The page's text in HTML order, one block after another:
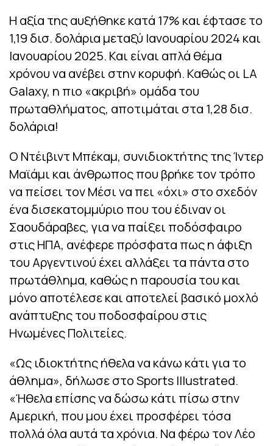
Η αξία της αυξήθηκε κατά 17% και έφτασε το
1,19 δισ. δολάρια μεταξύ Ιανουαρίου 2024 και
Ιανουαρίου 2025. Και είναι απλά θέμα
χρόνου να ανέβει στην κορυφή. Καθώς οι LA
Galaxy, η πιο «ακριβή» ομάδα του
πρωταθλήματος, αποτιμάται στα 1,28 δισ.
δολάρια!
Ο Ντέιβιντ Μπέκαμ, συνιδιοκτήτης της Ίντερ
Μαϊάμι και άνθρωπος που βρήκε τον τρόπο
να πείσει τον Μέσι να πει «όχι» στο σχεδόν
ένα δισεκατομμύριο που του έδιναν οι
Σαουδάραβες, για να παίξει ποδόσφαιρο
στις ΗΠΑ, ανέφερε πρόσφατα πως η άφιξη
του Αργεντινού έχει αλλάξει τα πάντα στο
πρωτάθλημα, καθώς η παρουσία του και
μόνο αποτέλεσε και αποτελεί βασικό μοχλό
ανάπτυξης του ποδοσφαίρου στις
Ηνωμένες Πολιτείες.
«Ως ιδιοκτήτης ήθελα να κάνω κάτι για το
άθλημα», δήλωσε στο Sports Illustrated.
«Ήθελα επίσης να δώσω κάτι πίσω στην
Αμερική, που μου έχει προσφέρει τόσα
πολλά όλα αυτά τα χρόνια. Να φέρω τον Λέο